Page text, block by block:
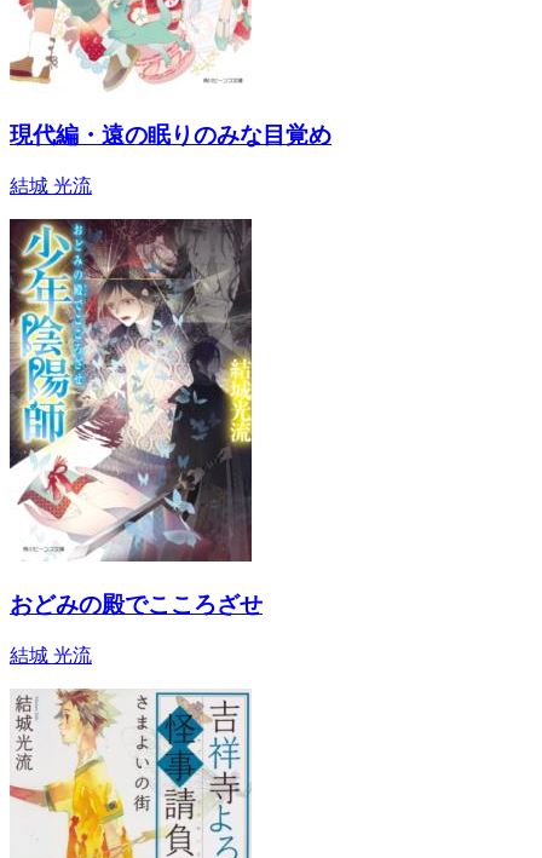
現代編・遠の眠りのみな目覚め
結城 光流
おどみの殿でこころざせ
結城 光流